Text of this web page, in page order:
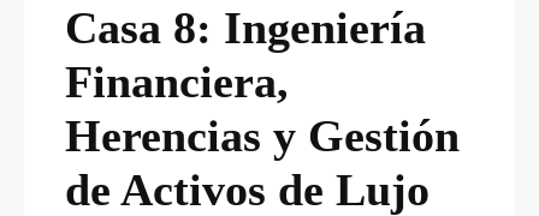
Casa 8: Ingeniería
Financiera,
Herencias y Gestión
de Activos de Lujo